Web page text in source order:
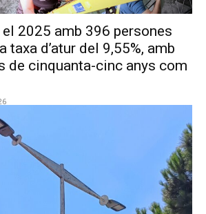
2025 amb 396 persones
taxa d’atur del 9,55%, amb
de cinquanta-cinc anys com